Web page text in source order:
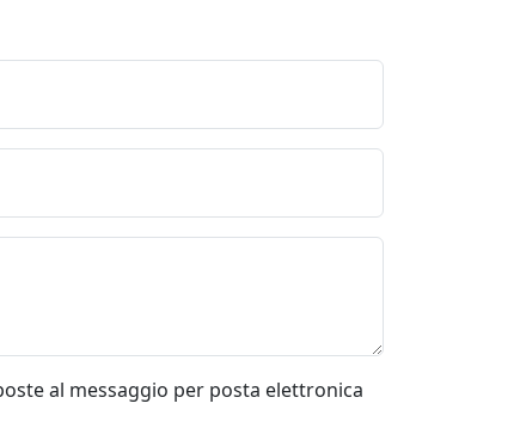
al messaggio per posta elettronica